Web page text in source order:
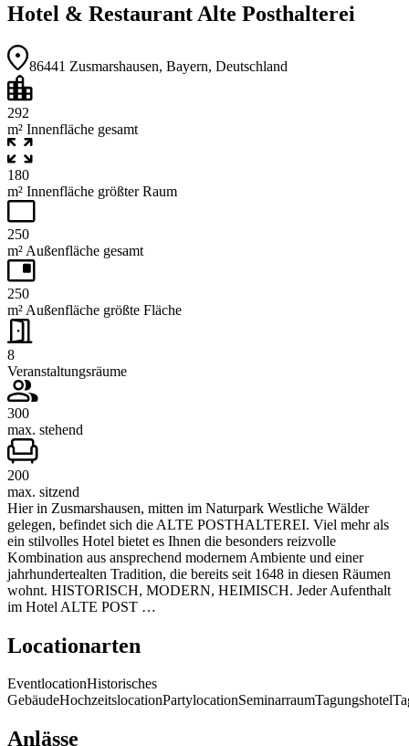
Hotel & Restaurant Alte Posthalterei
86441 Zusmarshausen, Bayern, Deutschland
292
m² Innenfläche gesamt
180
m² Innenfläche größter Raum
250
m² Außenfläche gesamt
250
m² Außenfläche größte Fläche
8
Veranstaltungsräume
300
max. stehend
200
max. sitzend
Hier in Zusmarshausen, mitten im Naturpark Westliche Wälder
gelegen, befindet sich die ALTE POSTHALTEREI. Viel mehr als
ein stilvolles Hotel bietet es Ihnen die besonders reizvolle
Kombination aus ansprechend modernem Ambiente und einer
jahrhundertealten Tradition, die bereits seit 1648 in diesen Räumen
wohnt. HISTORISCH, MODERN, HEIMISCH. Jeder Aufenthalt
im Hotel ALTE POST …
Locationarten
EventlocationHistorisches
GebäudeHochzeitslocationPartylocationSeminarraumTagungshotel
Anlässe